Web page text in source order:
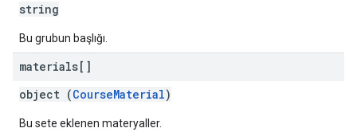
string
Bu grubun başlığı.
materials[]
object (CourseMaterial)
Bu sete eklenen materyaller.